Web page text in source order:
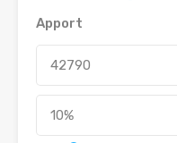
Apport